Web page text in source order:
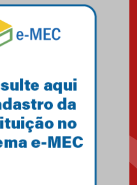
XIII Fórum de Aprendizagem
Transformadora reúne
docentes para debater
inovação e desafios da
Professora do Mackenzie é
finalista do Prêmio Jabuti com
obra sobre ética e arquitetura
contemporânea